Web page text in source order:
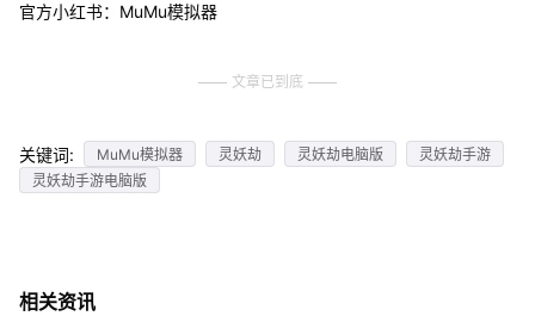
官方小红书：MuMu模拟器
文章已到底
关键词: MuMu模拟器 灵妖劫 灵妖劫电脑版
灵妖劫手游
灵妖劫手游电脑版
相关资讯